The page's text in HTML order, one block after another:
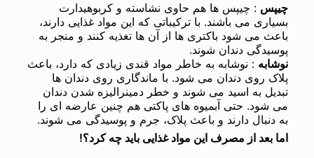
چیپس : چیپس ها هم حاوی نشاسته و کربوهیدارت
بسیاری می باشند. با ترکیباتی که این مواد غذایی دارند،
باعث می شود باکتری ها از آن ها تغذیه کنند و منجر به
پوسیدگی دندان شوند.
نوشابه : نوشابه به خاطر مواد قندی زیادی که دارد، باعث
پلاک روی دندان می شود. با ماندگاری روی دندان ها
تبدیل به اسید می شوند و خطر دمینرالیزه شدن دندان
می شود. حتی آبمیوه های پاکتی هم چنین عارضه ای را
به دنبال دارند و باعث پلاک، جرم و پوسیدگی می شوند.
اما بعد از مصرف این مواد غذایی باید چه کرد؟!